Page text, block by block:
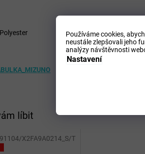
Používáme cookies,
neustále zlepšovali jeho
analýzy návštěvnosti
Nastavení
líbit
91104/X2FA9A0214_S/T